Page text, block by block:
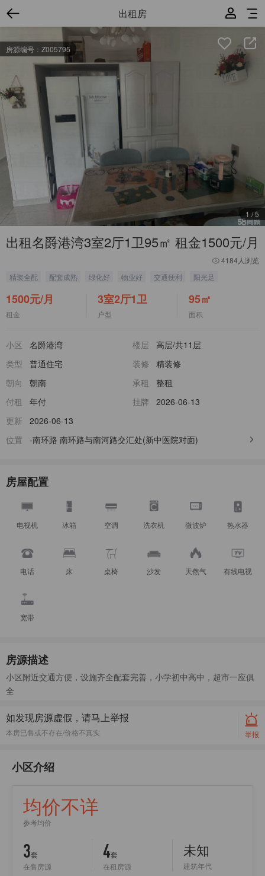
出租房
房源编号：Z005795
1 /5
出租名爵港湾3室2厅1卫95㎡ 租金1500元/月
4184人浏览
精装全配
配套成熟 绿化好 物业好 交通便利
阳光足
1500元/月
租金
3室2厅1卫
户型
95㎡
面积
小区 名爵港湾 楼层 高层/共11层
类型
普通住宅 装修
精装修
朝向
朝南 承租
整租
付租
年付 挂牌
2026-06-13
更新
2026-06-13
位置
-南环路 南环路与南河路交汇处(新中医院对面)
房屋配置
电视机 冰箱 空调 洗衣机 微波炉 热水器
电话 床 桌椅 沙发 天然气 有线电视
宽带
房源描述
小区附近交通方便，设施齐全配套完善，小学初中高中，超市一应俱
全
举报
如发现房源虚假，请马上举报
本房已售或不存在/价格不真实
小区介绍
均价不详
参考均价
3套
在售房源
4套
在租房源
未知
建筑年代